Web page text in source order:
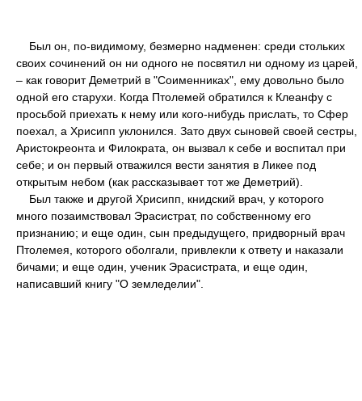
Был он, по-видимому, безмерно надменен: среди стольких
своих сочинений он ни одного не посвятил ни одному из царей,
– как говорит Деметрий в "Соименниках", ему довольно было
одной его старухи. Когда Птолемей обратился к Клеанфу с
просьбой приехать к нему или кого-нибудь прислать, то Сфер
поехал, а Хрисипп уклонился. Зато двух сыновей своей сестры,
Аристокреонта и Филократа, он вызвал к себе и воспитал при
себе; и он первый отважился вести занятия в Ликее под
открытым небом (как рассказывает тот же Деметрий).
Был также и другой Хрисипп, книдский врач, у которого
много позаимствовал Эрасистрат, по собственному его
признанию; и еще один, сын предыдущего, придворный врач
Птолемея, которого оболгали, привлекли к ответу и наказали
бичами; и еще один, ученик Эрасистрата, и еще один,
написавший книгу "О земледелии".